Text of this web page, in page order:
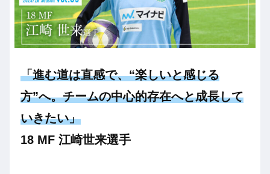
「進む道は直感で、“楽しいと感じる
方”へ。チームの中心的存在へと成長して
いきたい」
18 MF 江崎世来選手